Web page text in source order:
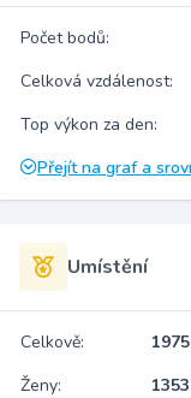
Počet bodů:
Celková vzdálenost:
Top výkon za den:
Přejít na graf a
Umístění
Celkově:
Ženy: